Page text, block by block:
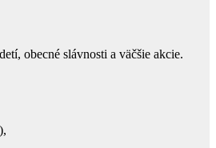
obecné slávnosti a väčšie akcie.